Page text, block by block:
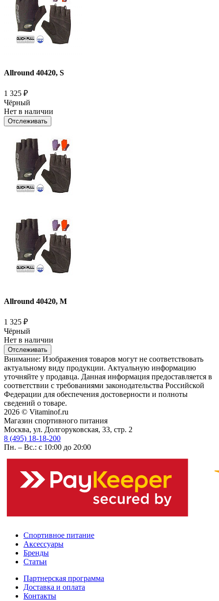
Allround 40420, S
1 325 ₽
Чёрный
Нет в наличии
Отслеживать
Allround 40420, M
1 325 ₽
Чёрный
Нет в наличии
Отслеживать
Внимание: Изображения товаров могут не соответствовать
актуальному виду продукции. Актуальную информацию
уточняйте у продавца. Данная информация предоставляется в
соответствии с требованиями законодательства Российской
Федерации для обеспечения достоверности и полноты
сведений о товаре.
2026 © Vitaminof.ru
Магазин спортивного питания
Москва, ул. Долгоруковская, 33, стр. 2
8 (495) 18-18-200
Пн. – Вс.: с 10:00 до 20:00
Спортивное питание
Аксессуары
Бренды
Статьи
Партнерская программа
Доставка и оплата
Контакты